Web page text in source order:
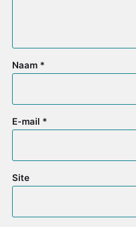
Naam *
E-mail *
Site